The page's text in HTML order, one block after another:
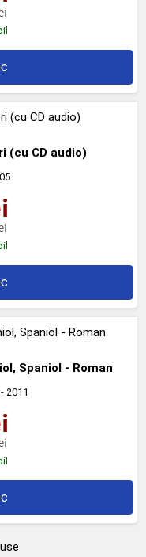
(cu CD audio)
Spaniol - Roman
- 2011